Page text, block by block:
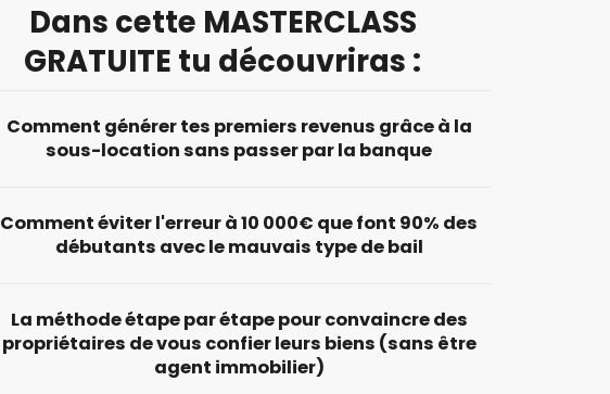
Dans cette MASTERCLASS
GRATUITE tu découvriras :
Comment générer tes premiers revenus grâce à la
sous-location sans passer par la banque
Comment éviter l'erreur à 10 000€ que font 90% des
débutants avec le mauvais type de bail
La méthode étape par étape pour convaincre des
propriétaires de vous confier leurs biens (sans être
agent immobilier)